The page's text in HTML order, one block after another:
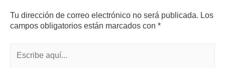
Tu dirección de correo electrónico no será publicada. Los
campos obligatorios están marcados con *